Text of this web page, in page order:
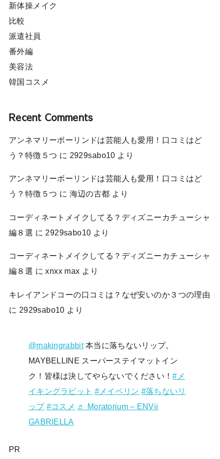
新体操メイク
比較
派遣社員
番外編
美容法
韓国コスメ
Recent Comments
アンネマリーボーリンドは芸能人も愛用！口コミはど
う？特徴５つ に 2929sabo10 より
アンネマリーボーリンドは芸能人も愛用！口コミはど
う？特徴５つ に 海辺の古都 より
コーディネートメイクしてる？ディズニーカチューシャ
編８選 に 2929sabo10 より
コーディネートメイクしてる？ディズニーカチューシャ
編８選 にxnxx max より
キレイアンドコーの口コミは？なぜ安いのか３つの理由
に 2929sabo10 より
@makingrabbit本当に落ちないリップ。
MAYBELLINE スーパーステイマットイン
ク！皆様は決してやらないでください！#メ
イキングラビット #メイベリン #落ちないリ
ップ #コスメ ♬ Moratorium – ENVii
GABRIELLA
PR